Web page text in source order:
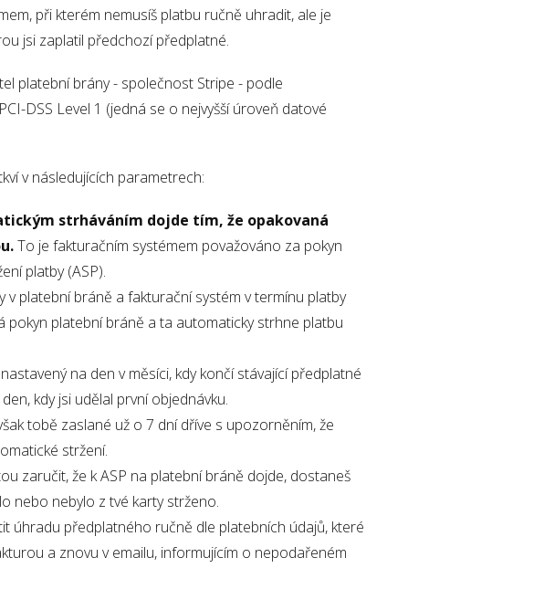
při kterém nemusíš platbu ručně uhradit, ale je
jsi zaplatil předchozí předplatné.
platební brány - společnost Stripe - podle
DSS Level 1 (jedná se o nejvyšší úroveň datové
v následujících parametrech:
strháváním dojde tím, že opakovaná
To je fakturačním systémem považováno za pokyn
platby (ASP).
platební bráně a fakturační systém v termínu platby
platební bráně a ta automaticky strhne platbu
na den v měsíci, kdy končí stávající předplatné
kdy jsi udělal první objednávku.
tobě zaslané už o 7 dní dříve s upozorněním, že
stržení.
zaručit, že k ASP na platební bráně dojde, dostaneš
nebo nebylo z tvé karty strženo.
úhradu předplatného ručně dle platebních údajů, které
a znovu v emailu, informujícím o nepodařeném